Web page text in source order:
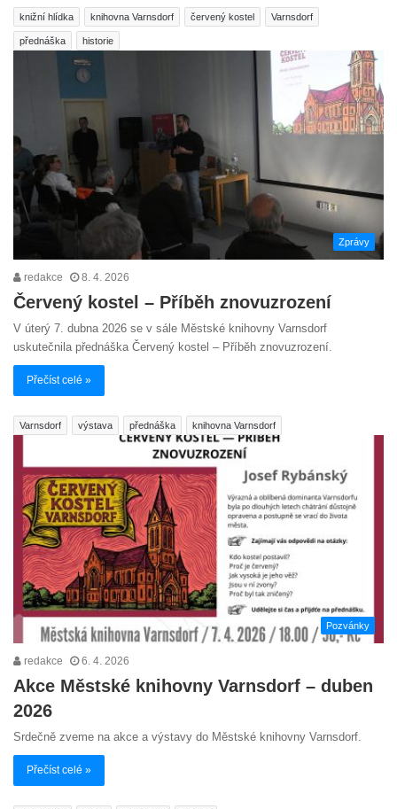
knižní hlídka knihovna Varnsdorf červený kostel Varnsdorf
přednáška historie
Zprávy
redakce 8. 4. 2026
Červený kostel – Příběh znovuzrození
V úterý 7. dubna 2026 se v sále Městské knihovny Varnsdorf
uskutečnila přednáška Červený kostel – Příběh znovuzrození.
Přečíst celé »
Varnsdorf výstava přednáška knihovna Varnsdorf
Pozvánky
redakce 6. 4. 2026
Akce Městské knihovny Varnsdorf – duben
2026
Srdečně zveme na akce a výstavy do Městské knihovny Varnsdorf.
Přečíst celé »